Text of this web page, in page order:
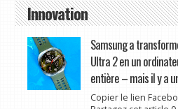
Innovation
Samsung a
Ultra 2 en un
entière – mais il y a
Copier le lien